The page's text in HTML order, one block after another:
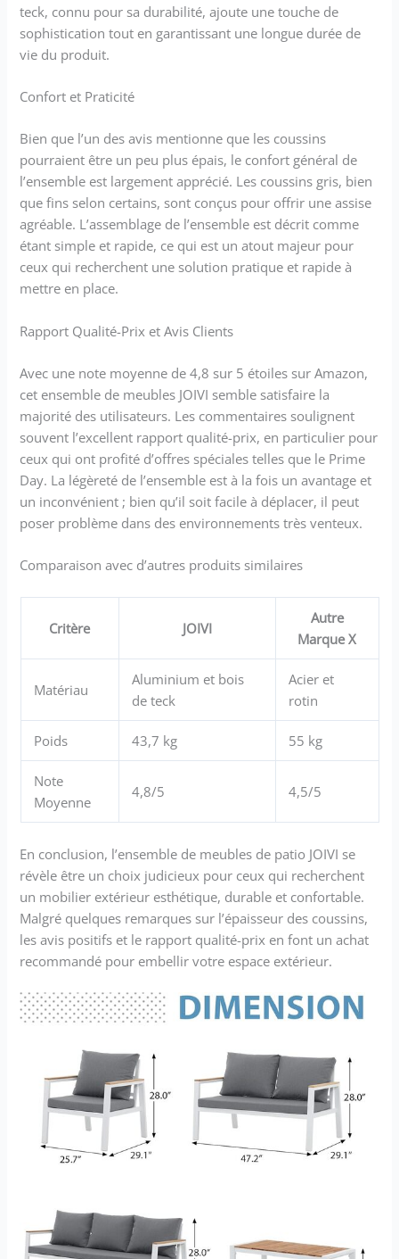
teck, connu pour sa durabilité, ajoute une touche de
sophistication tout en garantissant une longue durée de
vie du produit.
Confort et Praticité
Bien que l’un des avis mentionne que les coussins
pourraient être un peu plus épais, le confort général de
l’ensemble est largement apprécié. Les coussins gris, bien
que fins selon certains, sont conçus pour offrir une assise
agréable. L’assemblage de l’ensemble est décrit comme
étant simple et rapide, ce qui est un atout majeur pour
ceux qui recherchent une solution pratique et rapide à
mettre en place.
Rapport Qualité-Prix et Avis Clients
Avec une note moyenne de 4,8 sur 5 étoiles sur Amazon,
cet ensemble de meubles JOIVI semble satisfaire la
majorité des utilisateurs. Les commentaires soulignent
souvent l’excellent rapport qualité-prix, en particulier pour
ceux qui ont profité d’offres spéciales telles que le Prime
Day. La légèreté de l’ensemble est à la fois un avantage et
un inconvénient ; bien qu’il soit facile à déplacer, il peut
poser problème dans des environnements très venteux.
Comparaison avec d’autres produits similaires
Critère JOIVI
Autre
Marque X
Matériau
Aluminium et bois
de teck
Acier et
rotin
Poids 43,7 kg 55 kg
Note
Moyenne
4,8/5 4,5/5
En conclusion, l’ensemble de meubles de patio JOIVI se
révèle être un choix judicieux pour ceux qui recherchent
un mobilier extérieur esthétique, durable et confortable.
Malgré quelques remarques sur l’épaisseur des coussins,
les avis positifs et le rapport qualité-prix en font un achat
recommandé pour embellir votre espace extérieur.